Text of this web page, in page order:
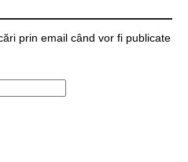
prin email când vor fi publicate